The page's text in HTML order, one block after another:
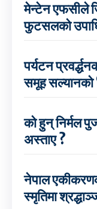
मेन्टेन एफसीले
फुटसलको
पर्यटन
समूह सल्यानको
को हुन् निर्मल
अस्ताए ?
नेपाल
स्मृतिमा